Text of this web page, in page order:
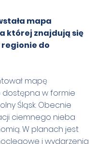
mapa
której znajdują się
do
mapę
dostępna w formie
Śląsk. Obecnie
ciemnego nieba
W planach jest
i wydarzenia